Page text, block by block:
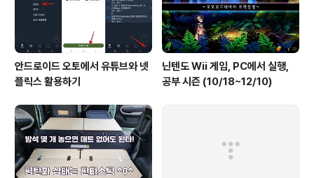
의 제품을 제외하고는 이렇게 편리하게 ..
안드로이드 오토에서 유튜브와 넷
플릭스 활용하기
닌텐도 Wii 게임, PC에서 실행,
공부 시즌 (10/18~12/10)